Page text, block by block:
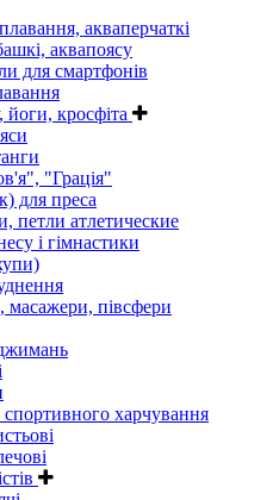
акваперчаткі
аквапоясу
для смартфонів
йоги, кросфіта
"Грація"
для преса
петли атлетические
і гімнастики
масажери, півсфери
харчування